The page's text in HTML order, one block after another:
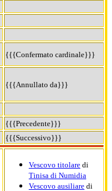
{{{Confermato cardinale}}}
{{{Annullato da}}}
{{{Precedente}}}
{{{Successivo}}}
Vescovo titolare di
Tinisa di Numidia
Vescovo ausiliare di